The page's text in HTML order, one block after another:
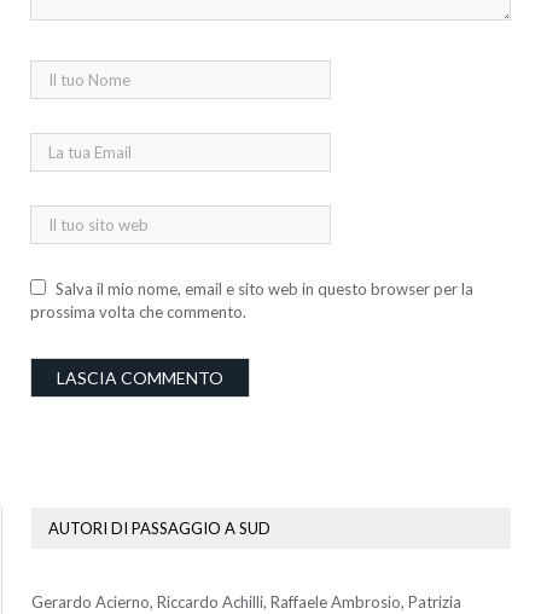
Salva il mio nome, email e sito web in questo browser per la
prossima volta che commento.
AUTORI DI PASSAGGIO A SUD
Gerardo Acierno, Riccardo Achilli, Raffaele Ambrosio, Patrizia